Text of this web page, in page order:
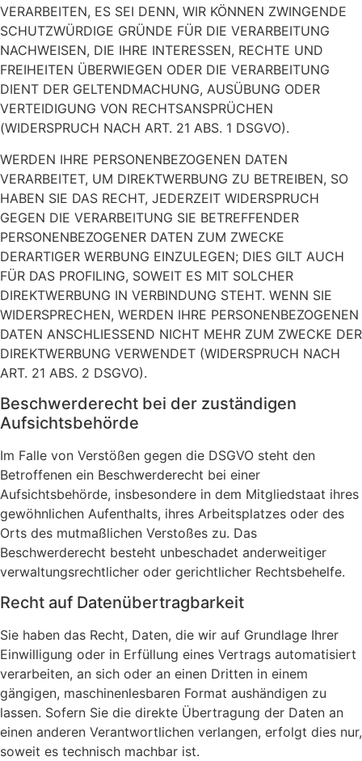
VERARBEITEN, ES SEI DENN, WIR KÖNNEN ZWINGENDE
SCHUTZWÜRDIGE GRÜNDE FÜR DIE VERARBEITUNG
NACHWEISEN, DIE IHRE INTERESSEN, RECHTE UND
FREIHEITEN ÜBERWIEGEN ODER DIE VERARBEITUNG
DIENT DER GELTENDMACHUNG, AUSÜBUNG ODER
VERTEIDIGUNG VON RECHTSANSPRÜCHEN
(WIDERSPRUCH NACH ART. 21 ABS. 1 DSGVO).
WERDEN IHRE PERSONENBEZOGENEN DATEN
VERARBEITET, UM DIREKTWERBUNG ZU BETREIBEN, SO
HABEN SIE DAS RECHT, JEDERZEIT WIDERSPRUCH
GEGEN DIE VERARBEITUNG SIE BETREFFENDER
PERSONENBEZOGENER DATEN ZUM ZWECKE
DERARTIGER WERBUNG EINZULEGEN; DIES GILT AUCH
FÜR DAS PROFILING, SOWEIT ES MIT SOLCHER
DIREKTWERBUNG IN VERBINDUNG STEHT. WENN SIE
WIDERSPRECHEN, WERDEN IHRE PERSONENBEZOGENEN
DATEN ANSCHLIESSEND NICHT MEHR ZUM ZWECKE DER
DIREKTWERBUNG VERWENDET (WIDERSPRUCH NACH
ART. 21 ABS. 2 DSGVO).
Beschwerderecht bei der zuständigen
Aufsichtsbehörde
Im Falle von Verstößen gegen die DSGVO steht den
Betroffenen ein Beschwerderecht bei einer
Aufsichtsbehörde, insbesondere in dem Mitgliedstaat ihres
gewöhnlichen Aufenthalts, ihres Arbeitsplatzes oder des
Orts des mutmaßlichen Verstoßes zu. Das
Beschwerderecht besteht unbeschadet anderweitiger
verwaltungsrechtlicher oder gerichtlicher Rechtsbehelfe.
Recht auf Datenübertragbarkeit
Sie haben das Recht, Daten, die wir auf Grundlage Ihrer
Einwilligung oder in Erfüllung eines Vertrags automatisiert
verarbeiten, an sich oder an einen Dritten in einem
gängigen, maschinenlesbaren Format aushändigen zu
lassen. Sofern Sie die direkte Übertragung der Daten an
einen anderen Verantwortlichen verlangen, erfolgt dies nur,
soweit es technisch machbar ist.